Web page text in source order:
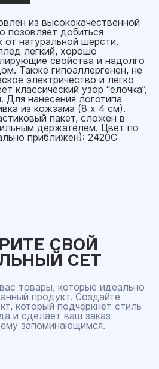
из высококачественной
позовляет добиться
от натуральной шерсти.
легкий, хорошо
свойства и надолго
Также гипоаллергенен, не
электричество и легко
классический узор “елочка”,
Для нанесения логотипа
из кожзама (8 x 4 см).
пакет, сложен в
держателем. Цвет по
приближен): 2420C
СВОЙ
СЕТ
товары, которые идеально
продукт. Создайте
который подчеркнёт стиль
и сделает ваш заказ
запоминающимся.